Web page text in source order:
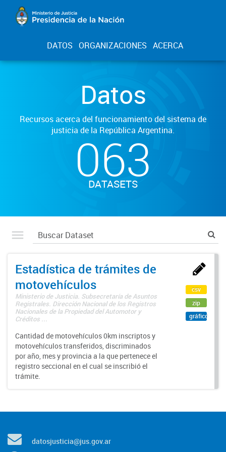
DATOS ORGANIZACIONES ACERCA
Datos
Recursos acerca del funcionamiento del sistema de
justicia de la República Argentina.
063
DATASETS
Estadística de trámites de
motovehículos
Ministerio de Justicia. Subsecretaría de Asuntos
Registrales. Dirección Nacional de los Registros
Nacionales de la Propiedad del Automotor y
Créditos ...
Cantidad de motovehículos 0km inscriptos y
motovehículos transferidos, discriminados
por año, mes y provincia a la que pertenece el
registro seccional en el cual se inscribió el
trámite.
csv
zip
gráfico
datosjusticia@jus.gov.ar